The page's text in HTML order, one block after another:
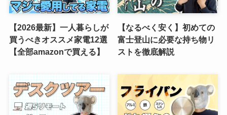
【2026最新】一人暮らしが
買うべきオススメ家電12選
【全部amazonで買える】
【なるべく安く】初めての
富士登山に必要な持ち物リ
ストを徹底解説